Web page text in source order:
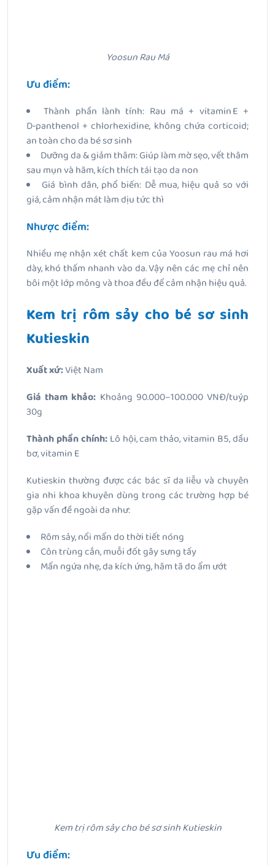
Yoosun Rau Má
Ưu điểm:
Thành phần lành tính: Rau má + vitamin E +
D‑panthenol + chlorhexidine, không chứa corticoid;
an toàn cho da bé sơ sinh
Dưỡng da & giảm thâm: Giúp làm mờ sẹo, vết thâm
sau mụn và hăm, kích thích tái tạo da non
Giá bình dân, phổ biến: Dễ mua, hiệu quả so với
giá, cảm nhận mát làm dịu tức thì
Nhược điểm:
Nhiều mẹ nhận xét chất kem của Yoosun rau má hơi
dày, khó thấm nhanh vào da. Vậy nên các mẹ chỉ nên
bôi một lớp mỏng và thoa đều để cảm nhận hiệu quả.
Kem trị rôm sảy cho bé sơ sinh
Kutieskin
Xuất xứ:Việt Nam
Giá tham khảo: Khoảng 90.000–100.000 VNĐ/tuýp
30g
Thành phần chính:Lô hội, cam thảo, vitamin B5, dầu
bơ, vitamin E
Kutieskin thường được các bác sĩ da liễu và chuyên
gia nhi khoa khuyên dùng trong các trường hợp bé
gặp vấn đề ngoài da như:
Rôm sảy, nổi mẩn do thời tiết nóng
Côn trùng cắn, muỗi đốt gây sưng tấy
Mẩn ngứa nhẹ, da kích ứng, hăm tã do ẩm ướt
Kem trị rôm sảy cho bé sơ sinh Kutieskin
Ưu điểm: